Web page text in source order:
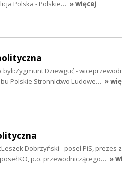
Polska - Polskie… » więcej
Dziewguć -
Polskie Stronnictwo Ludowe… »
Dobrzyński - poseł PiS,
KO, p.o. przewodniczącego… »